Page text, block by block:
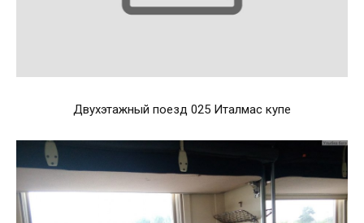
Двухэтажный поезд 025 Италмас купе